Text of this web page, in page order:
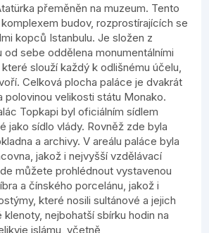
přeměněn na muzeum. Tento
budov, rozprostírajících se
kopců Istanbulu. Je složen z
od sebe oddělena monumentálními
slouží každý k odlišnému účelu,
Celková plocha paláce je dvakrát
polovinou velikosti státu Monako.
Topkapi byl oficiálním sídlem
jako sídlo vlády. Rovněž zde byla
a archivy. V areálu paláce byla
jakož i nejvyšší vzdělávací
můžete prohlédnout vystavenou
a čínského porcelánu, jakož i
které nosili sultánové a jejich
klenoty, nejbohatší sbírku hodin na
islámu, včetně